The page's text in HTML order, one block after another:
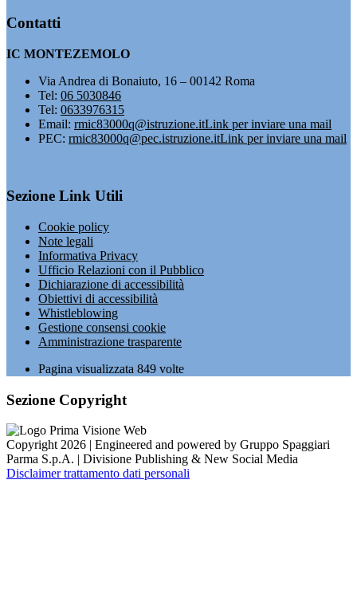
Contatti
IC MONTEZEMOLO
Via Andrea di Bonaiuto, 16 – 00142 Roma
Tel: 06 5030846
Tel: 0633976315
Email: rmic83000q@istruzione.itLink per inviare una mail
PEC: rmic83000q@pec.istruzione.itLink per inviare una mail
Sezione Link Utili
Cookie policy
Note legali
Informativa Privacy
Ufficio Relazioni con il Pubblico
Dichiarazione di accessibilità
Obiettivi di accessibilità
Whistleblowing
Gestione consensi cookie
Amministrazione trasparente
Pagina visualizzata 849 volte
Sezione Copyright
Copyright 2026 | Engineered and powered by Gruppo Spaggiari
Parma S.p.A. | Divisione Publishing & New Social Media
Disclaimer trattamento dati personali